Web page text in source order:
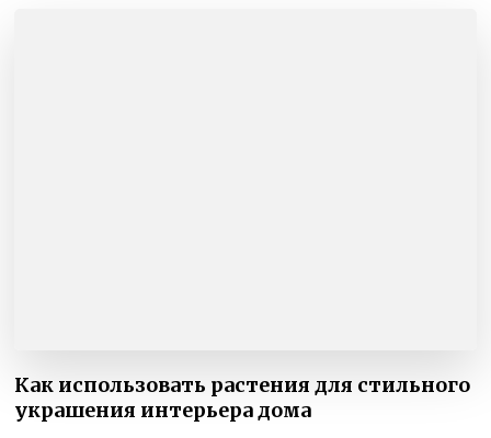
Как использовать растения для стильного
украшения интерьера дома